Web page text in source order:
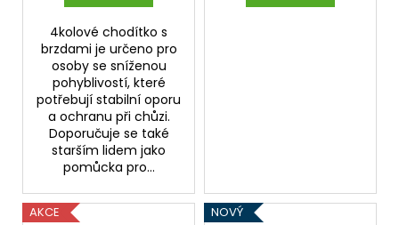
4kolové chodítko s
brzdami je určeno pro
osoby se sníženou
pohyblivostí, které
potřebují stabilní oporu
a ochranu při chůzi.
Doporučuje se také
starším lidem jako
pomůcka pro...
AKCE
NOVÝ